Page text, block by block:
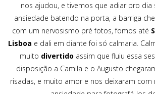
nos ajudou, e tivemos que adiar pro dia
ansiedade batendo na porta, a barriga
com um nervosismo pré fotos, fomos até
Lisboa e dali em diante foi só calmaria.
muito divertido assim que fluiu essa
disposição a Camila e o Augusto
risadas, e muito amor e nos deixaram com